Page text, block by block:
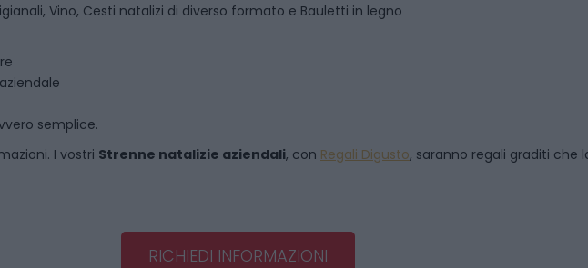
Vino, Cesti natalizi di diverso formato e Bauletti in legno
semplice.
I vostri Strenne natalizie aziendali, con Regali Digusto, saranno regali graditi che
RICHIEDI INFORMAZIONI